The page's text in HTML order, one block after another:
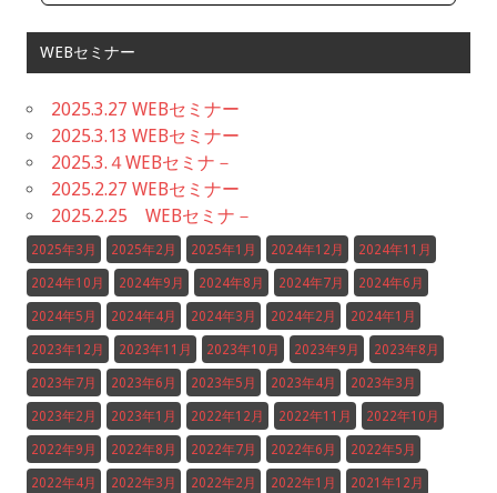
WEBセミナー
2025.3.27 WEBセミナー
2025.3.13 WEBセミナー
2025.3.４WEBセミナ－
2025.2.27 WEBセミナー
2025.2.25 WEBセミナ－
2025年3月 2025年2月 2025年1月 2024年12月 2024年11月
2024年10月 2024年9月 2024年8月 2024年7月 2024年6月
2024年5月 2024年4月 2024年3月 2024年2月 2024年1月
2023年12月 2023年11月 2023年10月 2023年9月 2023年8月
2023年7月 2023年6月 2023年5月 2023年4月 2023年3月
2023年2月 2023年1月 2022年12月 2022年11月 2022年10月
2022年9月 2022年8月 2022年7月 2022年6月 2022年5月
2022年4月 2022年3月 2022年2月 2022年1月 2021年12月